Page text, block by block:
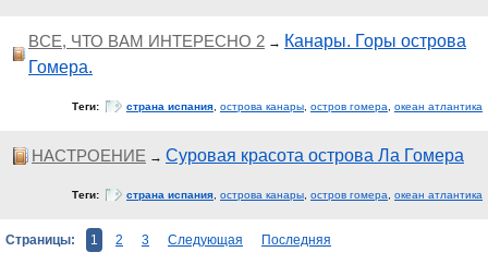
ВСЕ, ЧТО ВАМ ИНТЕРЕСНО 2 → Канары. Горы острова
Гомера.
Теги: страна испания острова канары остров гомера океан атлантика
НАСТРОЕНИЕ → Суровая красота острова Ла Гомера
Теги: страна испания острова канары остров гомера океан атлантика
Страницы: 1 2 3 Следующая Последняя